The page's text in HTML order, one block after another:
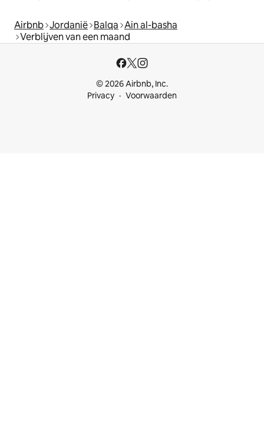
Airbnb Jordanië Balqa Ain al-basha
Verblijven van een maand
© 2026 Airbnb, Inc.
Privacy
Voorwaarden